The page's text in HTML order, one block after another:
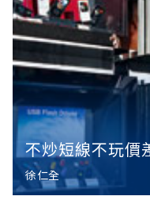
不炒短線不玩價
徐仁全